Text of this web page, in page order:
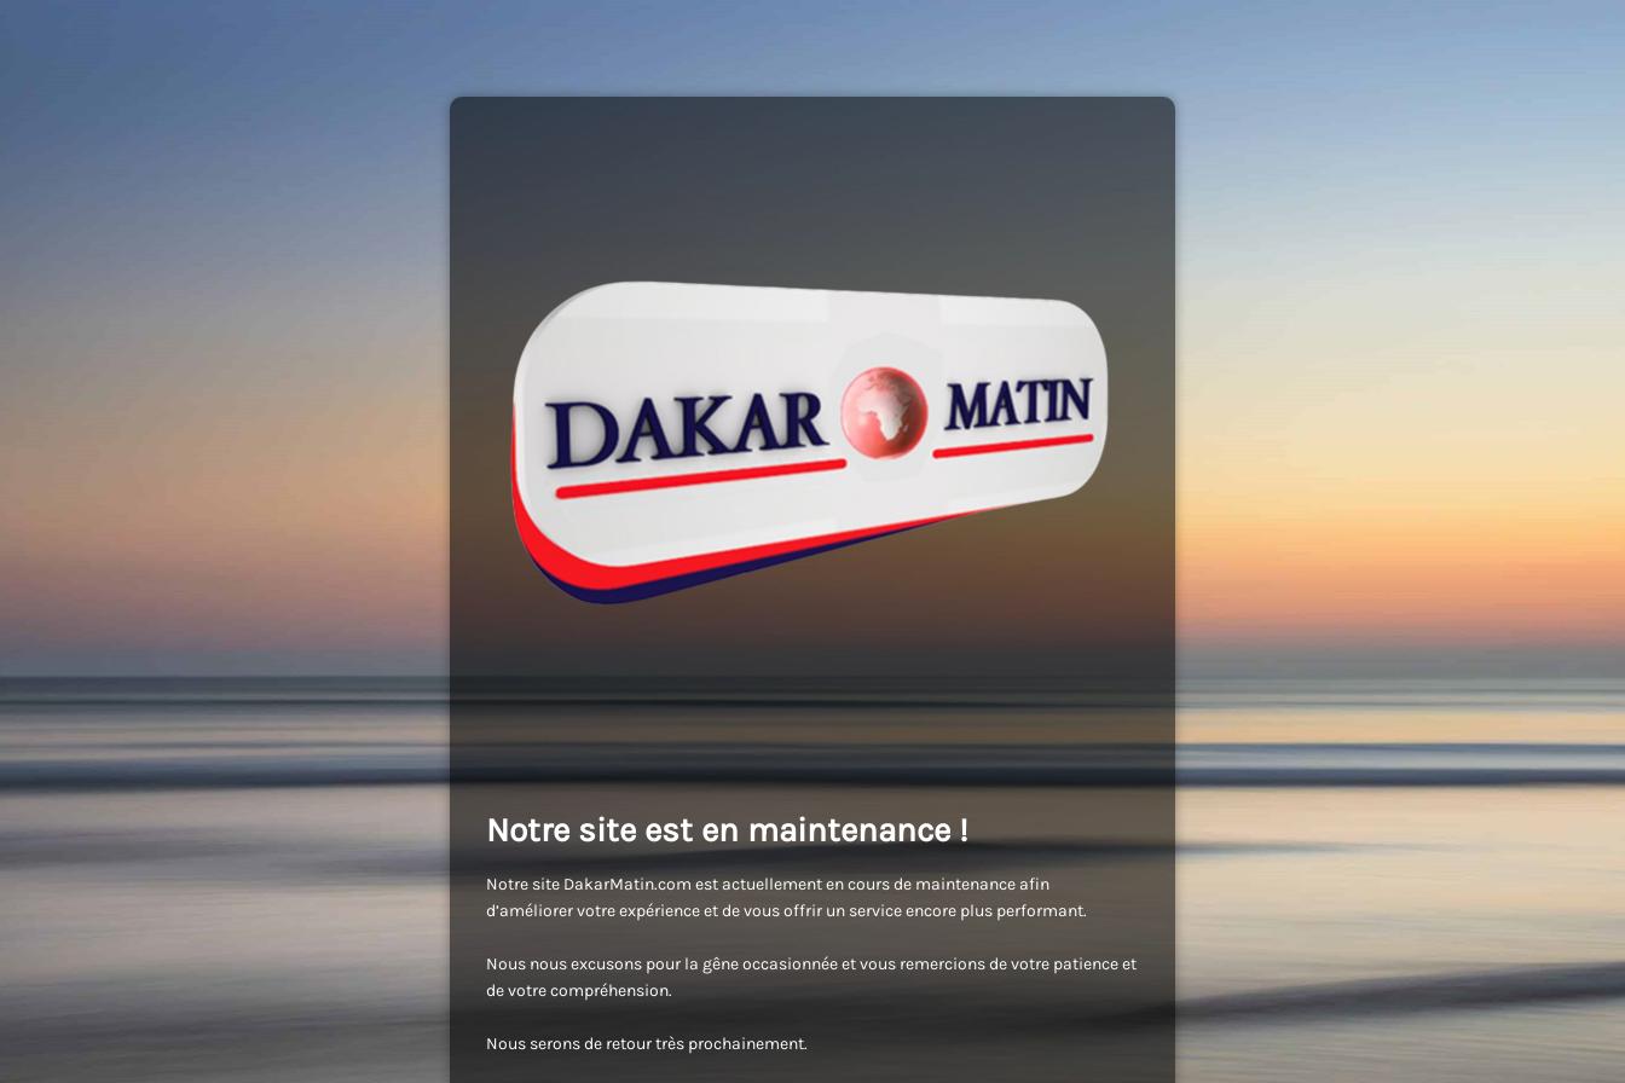
Notre site est en maintenance !
Notre site DakarMatin.com est actuellement en cours de maintenance afin
d’améliorer votre expérience et de vous offrir un service encore plus performant.
Nous nous excusons pour la gêne occasionnée et vous remercions de votre patience et
de votre compréhension.
Nous serons de retour très prochainement.